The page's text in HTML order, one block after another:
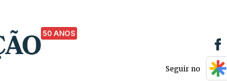
50 ANOS
Seguir no